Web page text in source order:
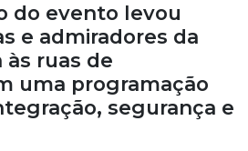
do evento levou
e admiradores da
ruas de
uma programação
segurança e